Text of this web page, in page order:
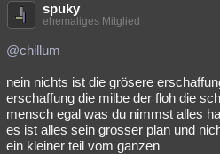
spuky
ehemaliges Mitglied
@chillum
nein nichts ist die grösere
erschaffung die milbe der floh die
mensch egal was du nimmst alles
es ist alles sein grosser plan und
ein kleiner teil vom ganzen